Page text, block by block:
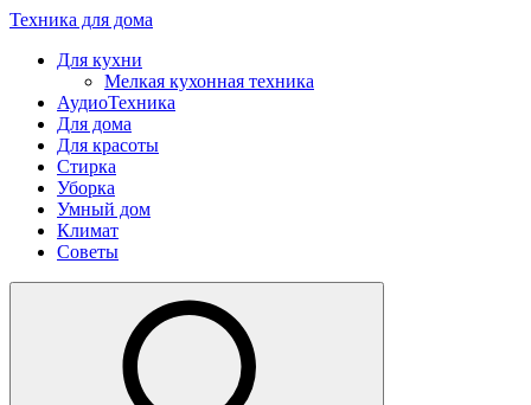
Техника для дома
Для кухни
Мелкая кухонная техника
АудиоТехника
Для дома
Для красоты
Стирка
Уборка
Умный дом
Климат
Советы